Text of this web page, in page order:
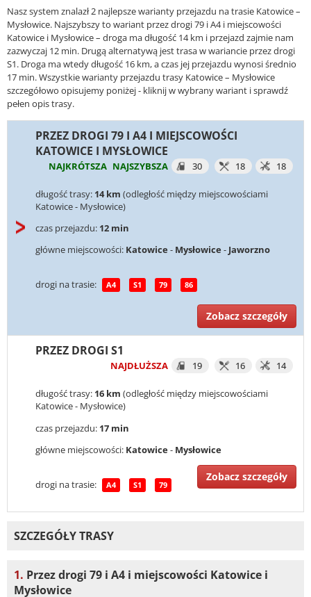
Nasz system znalazł 2 najlepsze warianty przejazdu na trasie Katowice –
Mysłowice. Najszybszy to wariant przez drogi 79 i A4 i miejscowości
Katowice i Mysłowice – droga ma długość 14 km i przejazd zajmie nam
zazwyczaj 12 min. Drugą alternatywą jest trasa w wariancie przez drogi
S1. Droga ma wtedy długość 16 km, a czas jej przejazdu wynosi średnio
17 min. Wszystkie warianty przejazdu trasy Katowice – Mysłowice
szczegółowo opisujemy poniżej - kliknij w wybrany wariant i sprawdź
pełen opis trasy.
PRZEZ DROGI 79 I A4 I MIEJSCOWOŚCI
KATOWICE I MYSŁOWICE
NAJKRÓTSZA NAJSZYBSZA 30 18 18
długość trasy: 14 km (odległość między miejscowościami
Katowice - Mysłowice)
czas przejazdu: 12 min
główne miejscowości: Katowice - Mysłowice - Jaworzno
drogi na trasie: A4 S1 79 86
Zobacz szczegóły
PRZEZ DROGI S1
NAJDŁUŻSZA 19 16 14
długość trasy: 16 km (odległość między miejscowościami
Katowice - Mysłowice)
czas przejazdu: 17 min
główne miejscowości: Katowice- Mysłowice
drogi na trasie: A4 S1 79
Zobacz szczegóły
SZCZEGÓŁY TRASY
1. Przez drogi 79 i A4 i miejscowości Katowice i
Mysłowice